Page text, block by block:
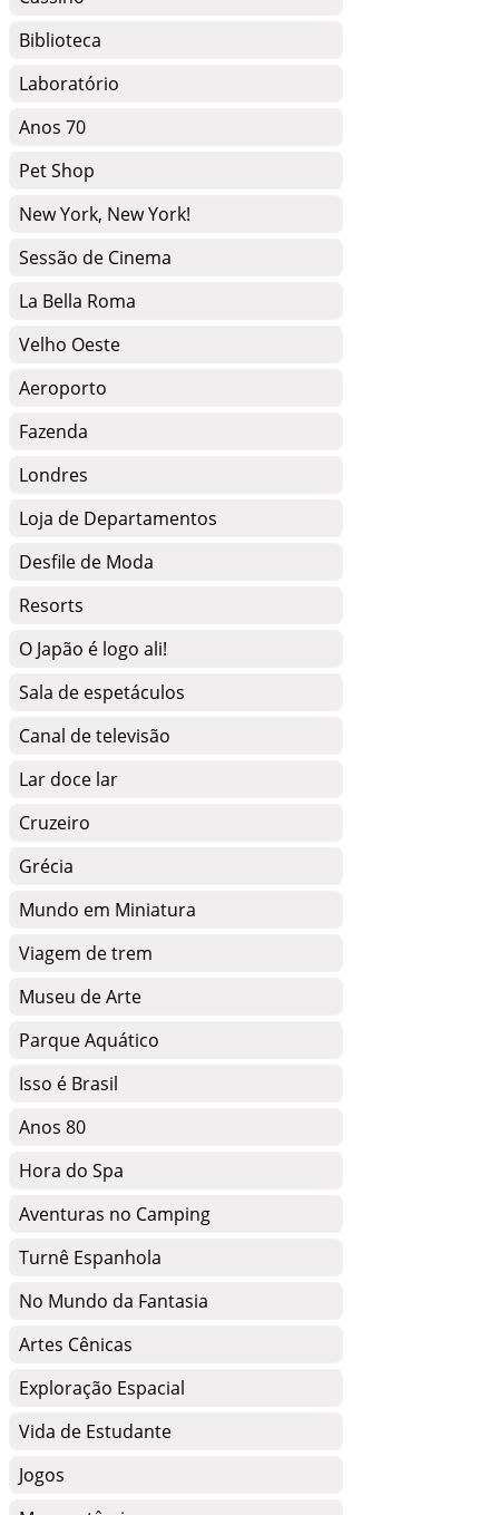
Biblioteca
Laboratório
Anos 70
Pet Shop
New York, New York!
Sessão de Cinema
La Bella Roma
Velho Oeste
Aeroporto
Fazenda
Londres
Loja de Departamentos
Desfile de Moda
Resorts
O Japão é logo ali!
Sala de espetáculos
Canal de televisão
Lar doce lar
Cruzeiro
Grécia
Mundo em Miniatura
Viagem de trem
Museu de Arte
Parque Aquático
Isso é Brasil
Anos 80
Hora do Spa
Aventuras no Camping
Turnê Espanhola
No Mundo da Fantasia
Artes Cênicas
Exploração Espacial
Vida de Estudante
Jogos